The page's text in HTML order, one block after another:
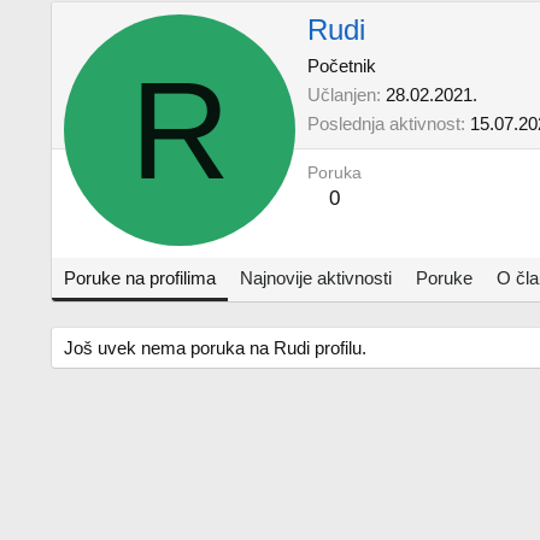
R
Rudi
Početnik
Učlanjen 28.02.2021.
Poslednja aktivnost
Poruka
0
Poruke na profilima Najnovije aktivnosti Poruke O
Još uvek nema poruka na Rudi profilu.